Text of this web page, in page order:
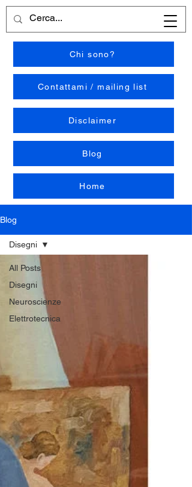
Contattami / mailing list
Chi sono?
Disclaimer
Home
Blog
Blog
All Posts
Disegni
Neuroscienze
Elettrotecnica
Disegni